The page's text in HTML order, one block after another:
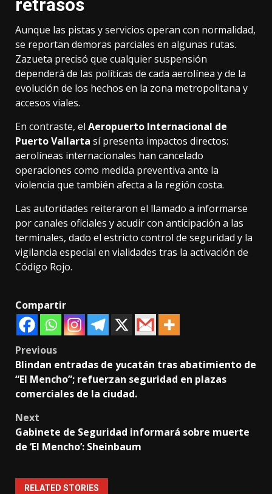
retrasos
Aunque las pistas y servicios operan con normalidad,
se reportan demoras parciales en algunas rutas.
Zazueta precisó que cualquier suspensión
dependerá de las políticas de cada aerolínea y de la
evolución de los hechos en la zona metropolitana y
accesos viales.
En contraste, el Aeropuerto Internacional de
Puerto Vallarta sí presenta impactos directos:
aerolíneas internacionales han cancelado
operaciones como medida preventiva ante la
violencia que también afecta a la región costa.
Las autoridades reiteraron el llamado a informarse
por canales oficiales y acudir con anticipación a las
terminales, dado el estricto control de seguridad y la
vigilancia especial en vialidades tras la activación de
Código Rojo.
Compartir
Post
navigation
Previous
Blindan entradas de yucatán tras abatimiento de
“El Mencho”; refuerzan seguridad en plazas
comerciales de la ciudad.
Next
Gabinete de Seguridad informará sobre muerte
de ‘El Mencho’: Sheinbaum
RELATED STORIES